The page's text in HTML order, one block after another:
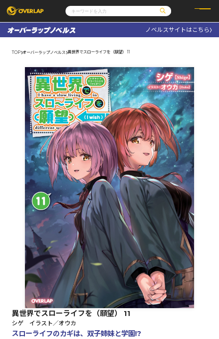
コミックガルド
コミッククリエ
文庫
ノベルス
その他
コミックエッセイ
ポケットモンスター
アニメ
ゲーム
通販・NEWS
OVERLAP STORE
オーバーラップ広報室
企業
会社概要
採用情報
アクセス
オーバーラップホールディングス
お問い合わせはこちら
オーバーラップ文庫
オーバーラップノベルス
オーバーラップノベルスf
ロサージュノベルス
コミックガルド
コミッククリエ
ノベルスサイトはこちら
TOP オーバーラップノベルス 異世界でスローライフを（願望） 11
異世界でスローライフを（願望） 11
シゲ イラスト／オウカ
スローライフのカギは、双子姉妹と学園!?